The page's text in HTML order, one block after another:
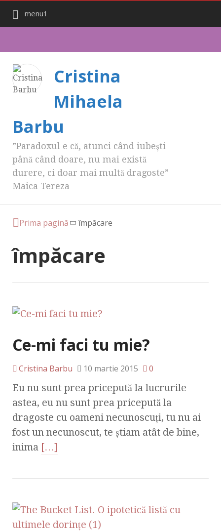
menu1
Cristina
Mihaela
Barbu
”Paradoxul e că, atunci când iubești
până când doare, nu mai există
durere, ci doar mai multă dragoste”
Maica Tereza
Prima pagină împăcare
împăcare
Ce-mi faci tu mie?
Cristina Barbu 10 martie 2015 0
Eu nu sunt prea pricepută la lucrurile
astea, eu nu sunt prea pricepută la
dragoste cu oameni necunoscuţi, tu nu ai
fost un necunoscut, te știam atât de bine,
inima […]